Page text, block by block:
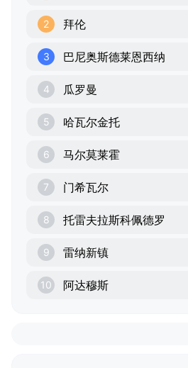
2 拜伦
3 巴尼奥斯德莱恩西纳
4 瓜罗曼
5 哈瓦尔金托
6 马尔莫莱霍
7 门希瓦尔
8 托雷夫拉斯科佩德罗
9 雷纳新镇
10 阿达穆斯